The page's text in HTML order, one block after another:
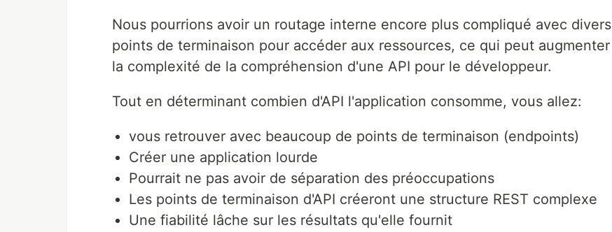
Nous pourrions avoir un routage interne encore plus compliqué avec divers
points de terminaison pour accéder aux ressources, ce qui peut augmenter
la complexité de la compréhension d'une API pour le développeur.
Tout en déterminant combien d'API l'application consomme, vous allez:
vous retrouver avec beaucoup de points de terminaison (endpoints)
Créer une application lourde
Pourrait ne pas avoir de séparation des préoccupations
Les points de terminaison d'API créeront une structure REST complexe
Une fiabilité lâche sur les résultats qu'elle fournit